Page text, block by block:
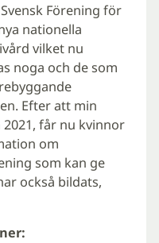
Förening för
nationella
vilket nu
noga och de som
Efter att min
får nu kvinnor
om
som kan ge
också bildats,